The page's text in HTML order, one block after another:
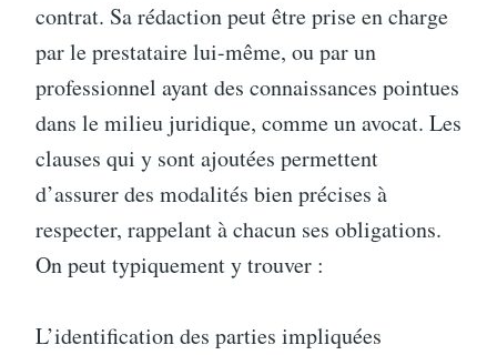
contrat. Sa rédaction peut être prise en charge
par le prestataire lui-même, ou par un
professionnel ayant des connaissances pointues
dans le milieu juridique, comme un avocat. Les
clauses qui y sont ajoutées permettent
d’assurer des modalités bien précises à
respecter, rappelant à chacun ses obligations.
On peut typiquement y trouver :
L’identification des parties impliquées